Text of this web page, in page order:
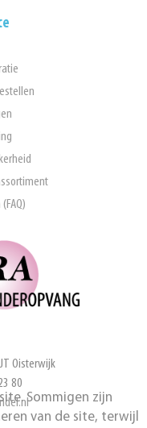
Oisterwijk
80
Sommigen zijn
van de site, terwijl